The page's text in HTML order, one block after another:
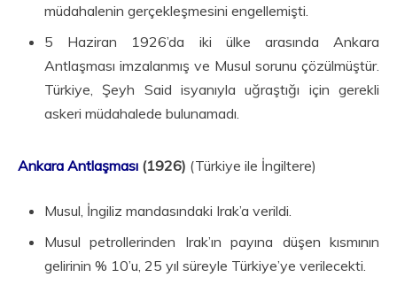
müdahalenin gerçekleşmesini engellemişti.
5 Haziran 1926’da iki ülke arasın­da Ankara
Antlaşması imzalanmış ve Musul sorunu çözülmüştür.
Türkiye, Şeyh Said isyanıyla uğraştığı için gerekli
askeri mü­dahalede bulunamadı.
Ankara Antlaşması (1926) (Türkiye ile İngiltere)
Musul, İngiliz mandasındaki Irak’a verildi.
Musul petrollerinden Irak’ın payına düşen kısmının
gelirinin % 10’u, 25 yıl süreyle Türkiye’ye verilecekti.